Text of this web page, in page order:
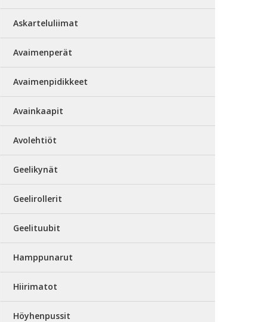
Askarteluliimat
Avaimenperät
Avaimenpidikkeet
Avainkaapit
Avolehtiöt
Geelikynät
Geelirollerit
Geelituubit
Hamppunarut
Hiirimatot
Höyhenpussit